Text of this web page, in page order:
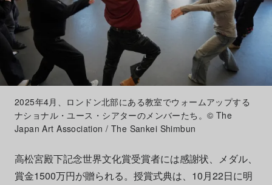
2025年4月、ロンドン北部にある教室でウォームアップする
ナショナル・ユース・シアターのメンバーたち。© The
Japan Art Association / The Sankei Shimbun
高松宮殿下記念世界文化賞受賞者には感謝状、メダル、
賞金1500万円が贈られる。授賞式典は、10月22日に明